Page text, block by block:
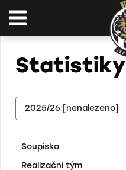
Statistiky
Soupiska
Realizační tým